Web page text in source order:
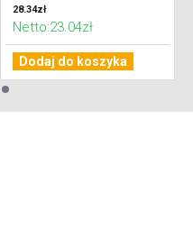
28.34zł
Netto:23.04zł
Dodaj do koszyka